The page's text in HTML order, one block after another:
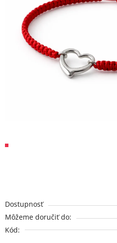
Dostupnosť
Môžeme doručiť do:
Kód: